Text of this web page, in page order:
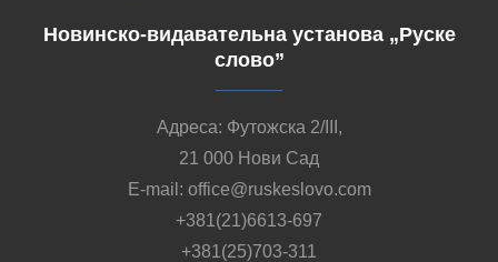
Новинско-видавательна установа „Руске
слово”
Адреса: Футожска 2/III,
21 000 Нови Сад
E-mail: office@ruskeslovo.com
+381(21)6613-697
+381(25)703-311